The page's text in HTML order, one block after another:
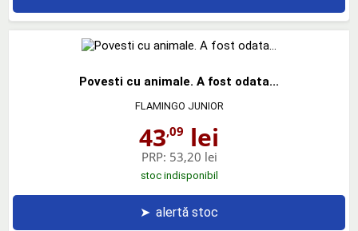
Povesti cu animale. A fost odata...
FLAMINGO JUNIOR
43,09 lei
PRP: 53,20 lei
stoc indisponibil
➤ alertă stoc